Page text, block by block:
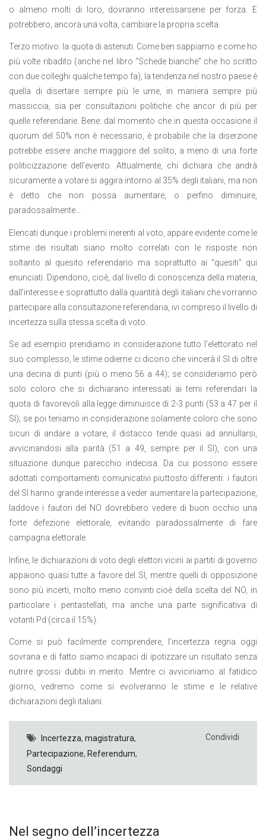
o almeno molti di loro, dovranno interessarsene per forza. E
potrebbero, ancora una volta, cambiare la propria scelta.
Terzo motivo: la quota di astenuti. Come ben sappiamo e come ho
più volte ribadito (anche nel libro “Schede bianche” che ho scritto
con due colleghi qualche tempo fa), la tendenza nel nostro paese è
quella di disertare sempre più le urne, in maniera sempre più
massiccia, sia per consultazioni politiche che ancor di più per
quelle referendarie. Bene: dal momento che in questa occasione il
quorum del 50% non è necessario, è probabile che la diserzione
potrebbe essere anche maggiore del solito, a meno di una forte
politicizzazione dell’evento. Attualmente, chi dichiara che andrà
sicuramente a votare si aggira intorno al 35% degli italiani, ma non
è detto che non possa aumentare, o perfino diminuire,
paradossalmente…
Elencati dunque i problemi inerenti al voto, appare evidente come le
stime dei risultati siano molto correlati con le risposte non
soltanto al quesito referendario ma soprattutto ai “quesiti” qui
enunciati. Dipendono, cioè, dal livello di conoscenza della materia,
dall’interesse e soprattutto dalla quantità degli italiani che vorranno
partecipare alla consultazione referendaria, ivi compreso il livello di
incertezza sulla stessa scelta di voto.
Se ad esempio prendiamo in considerazione tutto l’elettorato nel
suo complesso, le stime odierne ci dicono che vincerà il SI di oltre
una decina di punti (più o meno 56 a 44); se consideriamo però
solo coloro che si dichiarano interessati ai temi referendari la
quota di favorevoli alla legge diminuisce di 2-3 punti (53 a 47 per il
SI); se poi teniamo in considerazione solamente coloro che sono
sicuri di andare a votare, il distacco tende quasi ad annullarsi,
avvicinandosi alla parità (51 a 49, sempre per il SI), con una
situazione dunque parecchio indecisa. Da cui possono essere
adottati comportamenti comunicativi piuttosto differenti: i fautori
del SI hanno grande interesse a veder aumentare la partecipazione,
laddove i fautori del NO dovrebbero vedere di buon occhio una
forte defezione elettorale, evitando paradossalmente di fare
campagna elettorale.
Infine, le dichiarazioni di voto degli elettori vicini ai partiti di governo
appaiono quasi tutte a favore del SI, mentre quelli di opposizione
sono più incerti, molto meno convinti cioè della scelta del NO, in
particolare i pentastellati, ma anche una parte significativa di
votanti Pd (circa il 15%).
Come si può facilmente comprendere, l’incertezza regna oggi
sovrana e di fatto siamo incapaci di ipotizzare un risultato senza
nutrire grossi dubbi in merito. Mentre ci avviciniamo al fatidico
giorno, vedremo come si evolveranno le stime e le relative
dichiarazioni degli italiani.
Incertezza, magistratura,
Partecipazione, Referendum,
Sondaggi
Condividi
Nel segno dell’incertezza